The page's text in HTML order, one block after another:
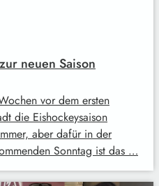
neuen Saison
vor dem ersten
die Eishockeysaison
aber dafür in der
Sonntag ist das …